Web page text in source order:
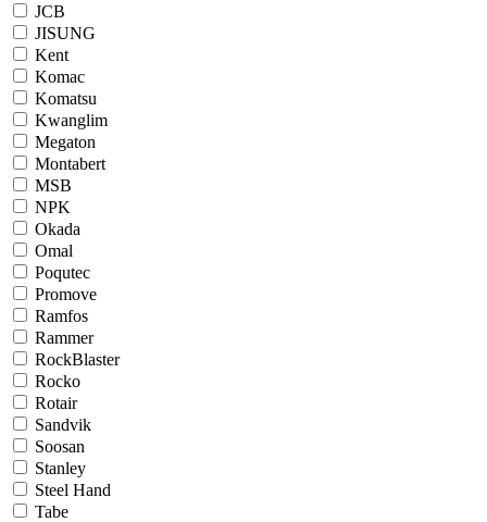
JCB
JISUNG
Kent
Komac
Komatsu
Kwanglim
Megaton
Montabert
MSB
NPK
Okada
Omal
Poqutec
Promove
Ramfos
Rammer
RockBlaster
Rocko
Rotair
Sandvik
Soosan
Stanley
Steel Hand
Tabe